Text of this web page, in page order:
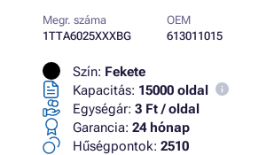
Megr. száma
1TTA6025XXXBG
OEM
613011015
Szín: Fekete
Kapacitás: 15000 oldal
Egységár: 3 Ft / oldal
Garancia: 24 hónap
Hűségpontok: 2510